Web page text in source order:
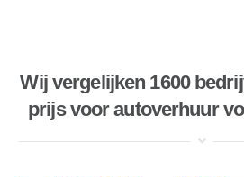
Wij vergelijken 1600
prijs voor autoverhuur